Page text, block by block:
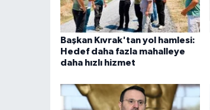
Başkan Kıvrak'tan yol hamlesi:
Hedef daha fazla mahalleye
daha hızlı hizmet